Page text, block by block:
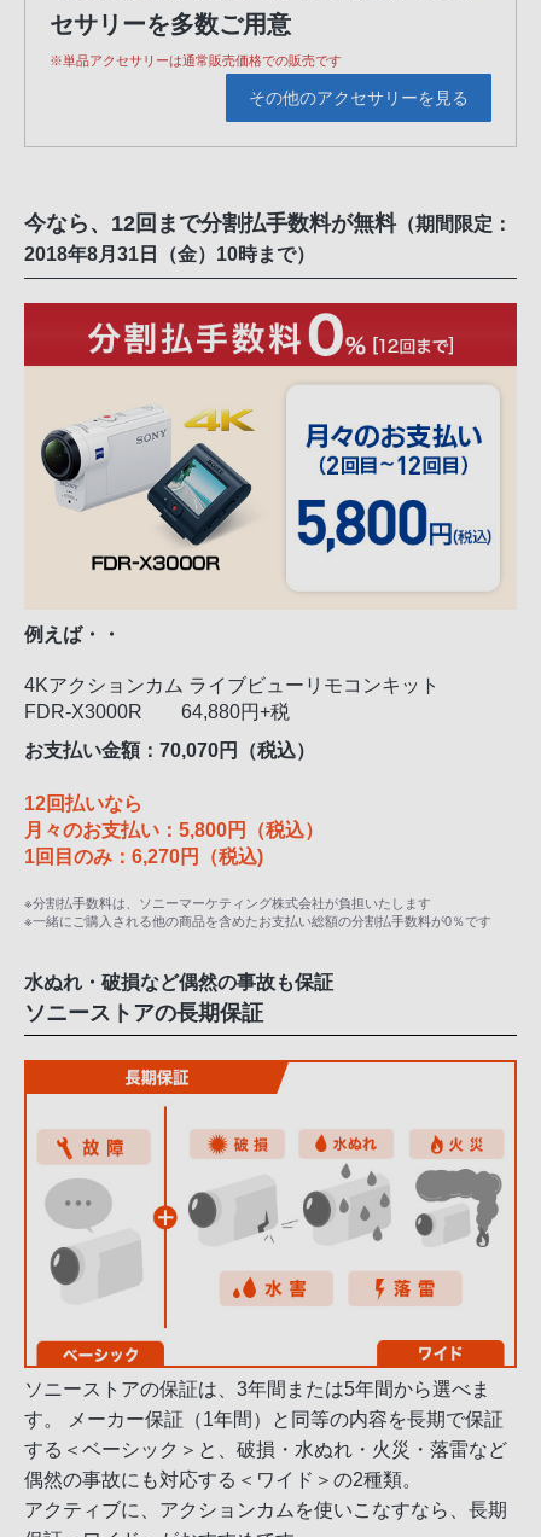
セサリーを多数ご用意
※単品アクセサリーは通常販売価格での販売です
その他のアクセサリーを見る
今なら、12回まで分割払手数料が無料（期間限定：
2018年8月31日（金）10時まで）
例えば・・
4Kアクションカム ライブビューリモコンキット
FDR-X3000R 64,880円+税
お支払い金額： 70,070円（税込）
12回払いなら
月々のお支払い：5,800円（税込）
1回目のみ：6,270円（税込)
※分割払手数料は、ソニーマーケティング株式会社が負担いたします
※一緒にご購入される他の商品を含めたお支払い総額の分割払手数料が0％です
水ぬれ・破損など偶然の事故も保証
ソニーストアの長期保証
ソニーストアの保証は、3年間または5年間から選べま
す。 メーカー保証（1年間）と同等の内容を長期で保証
する＜ベーシック＞と、破損・水ぬれ・火災・落雷など
偶然の事故にも対応する＜ワイド＞の2種類。
アクティブに、アクションカムを使いこなすなら、長期